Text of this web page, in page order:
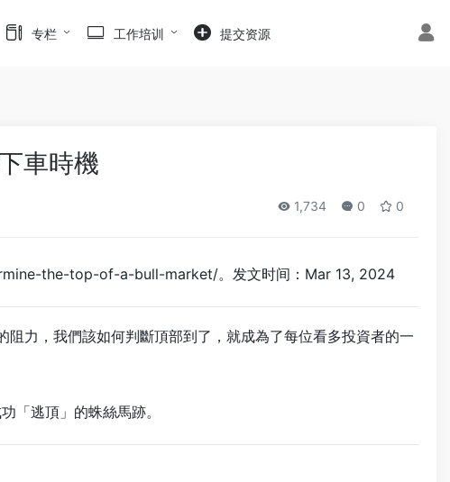
专栏 工作培训 提交资源
車時機
1,734 0 0
the-top-of-a-bull-market/。发文时间：Mar 13, 2024
力，我們該如何判斷頂部到了，就成為了每位看多投資者的一
「逃頂」的蛛絲馬跡。